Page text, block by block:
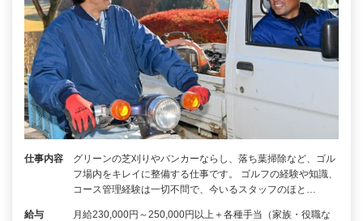
仕事内容
グリーンの芝刈りやバンカーならし、落ち葉掃除など、ゴル
フ場内をキレイに整備する仕事です。 ゴルフの経験や知識、
コース管理経験は一切不問で、今いるスタッフのほと…
給与
月給230,000円～250,000円以上＋各種手当（家族・役職な